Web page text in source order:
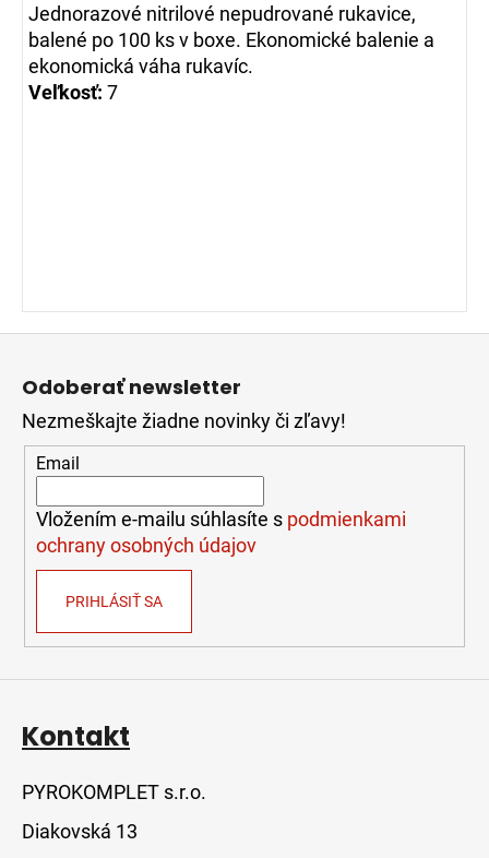
Jednorazové nitrilové nepudrované rukavice,
balené po 100 ks v boxe. Ekonomické balenie a
ekonomická váha rukavíc.
Veľkosť: 7
FIRE
WALKER,
EN
15090
204,18
Z
Odoberať newsletter
Nezmeškajte žiadne novinky či zľavy!
Email
Vložením e-mailu súhlasíte s podmienkami
ochrany osobných údajov
PRIHLÁSIŤ SA
Kontakt
PYROKOMPLET s.r.o.
Diakovská 13